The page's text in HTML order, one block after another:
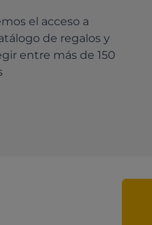
el acceso a
de regalos y
entre más de 150